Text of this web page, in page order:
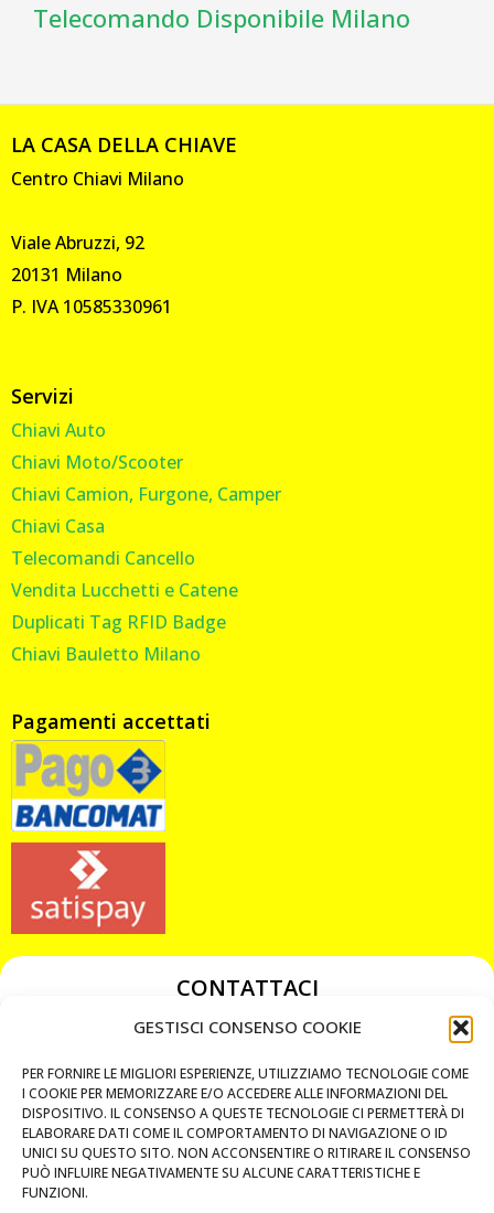
GESTISCI CONSENSO COOKIE
PER FORNIRE LE MIGLIORI ESPERIENZE, UTILIZZIAMO TECNOLOGIE COME
I COOKIE PER MEMORIZZARE E/O ACCEDERE ALLE INFORMAZIONI DEL
DISPOSITIVO. IL CONSENSO A QUESTE TECNOLOGIE CI PERMETTERÀ DI
ELABORARE DATI COME IL COMPORTAMENTO DI NAVIGAZIONE O ID
UNICI SU QUESTO SITO. NON ACCONSENTIRE O RITIRARE IL CONSENSO
PUÒ INFLUIRE NEGATIVAMENTE SU ALCUNE CARATTERISTICHE E
FUNZIONI.
Telecomando Disponibile Milano
LA CASA DELLA CHIAVE
Centro Chiavi Milano
Viale Abruzzi, 92
20131 Milano
P. IVA 10585330961
Servizi
Chiavi Auto
Chiavi Moto/Scooter
Chiavi Camion, Furgone, Camper
Chiavi Casa
Telecomandi Cancello
Vendita Lucchetti e Catene
Duplicati Tag RFID Badge
Chiavi Bauletto Milano
Pagamenti accettati
CONTATTACI
349 3863811
chiavicodificate@gmail.com
Privacy Policy
Cookie Policy